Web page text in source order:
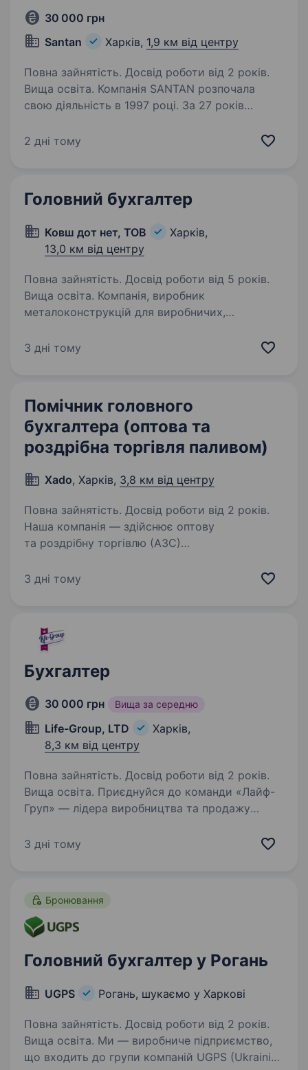
30 000 грн
Santan
Харків, 1,9 км від центру
Повна зайнятість. Досвід роботи від 2 років.
Вища освіта. Компанія SANTAN розпочала
свою діяльність в 1997 році. За 27 років
зайняла лідуючі позиції на ринку і завоювала
2 дні тому
Головний бухгалтер
Ковш дот нет, ТОВ
Харків,
13,0 км від центру
Повна зайнятість. Досвід роботи від 5 років.
Вища освіта. Компанія, виробник
металоконструкцій для виробничих,
подовжувачі для навантажувачів і т.п.)
3 дні тому
Помічник головного
бухгалтера (оптова та
роздрібна торгівля паливом)
Xado, Харків, 3,8 км від центру
Повна зайнятість. Досвід роботи від 2 років.
Наша компанія — здійснює оптову
та роздрібну торгівлю (АЗС)
знання та практичний досвід роботи в 1С,
3 дні тому
Бухгалтер
30 000 грн Вища за середню
Life-Group, LTD
Харків,
8,3 км від центру
Повна зайнятість. Досвід роботи від 2 років.
Вища освіта. Приєднуйся до команди «Лайф-
Груп» — лідера виробництва та продажу
улюбленців. У зв’язку з розширенням штату,
3 дні тому
Бронювання
Головний бухгалтер у Рогань
UGPS Рогань, шукаємо у Харкові
Повна зайнятість. Досвід роботи від 2 років.
Вища освіта. Ми — виробниче підприємство,
що входить до групи компаній UGPS (Ukrainian